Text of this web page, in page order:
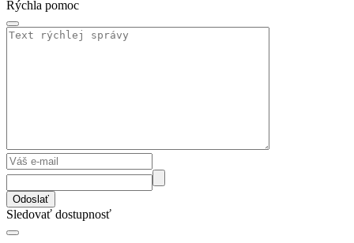
Rýchla pomoc
Odoslať
Sledovať dostupnosť